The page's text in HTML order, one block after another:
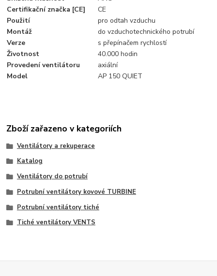
Certifikační značka [CE]
CE
Použití
pro odtah vzduchu
Montáž
do vzduchotechnického potrubí
Verze
s přepínačem rychlostí
Životnost
40.000 hodin
Provedení ventilátoru
axiální
Model
AP 150 QUIET
Zboží zařazeno v kategoriích
Ventilátory a rekuperace
Katalog
Ventilátory do potrubí
Potrubní ventilátory kovové TURBINE
Potrubní ventilátory tiché
Tiché ventilátory VENTS